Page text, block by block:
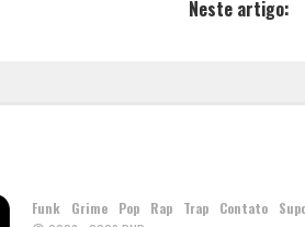
Neste artigo:
Funk Grime Pop Rap Trap Contato